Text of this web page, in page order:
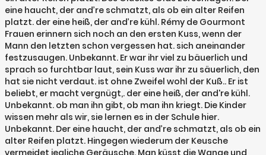
eine haucht, der and’re schmatzt, als ob ein alter Reifen
platzt. der eine heiß, der and’re kühl. Rémy de Gourmont
Frauen erinnern sich noch an den ersten Kuss, wenn der
Mann den letzten schon vergessen hat. sich aneinander
festzusaugen. Unbekannt. Er war ihr viel zu bäuerlich und
sprach so furchtbar laut, sein Kuss war ihr zu säuerlich, den
hat sie nicht verdaut. ist ohne Zweifel wohl der Kuß.. Er ist
beliebt, er macht vergnügt,. der eine heiß, der and're kühl.
Unbekannt. ob man ihn gibt, ob man ihn kriegt. Die Kinder
wissen mehr als wir, sie lernen es in der Schule hier.
Unbekannt. Der eine haucht, der and’re schmatzt, als ob ein
alter Reifen platzt. Hingegen wiederum der Keusche
vermeidet jegliche Geräusche. Man küsst die Wange und